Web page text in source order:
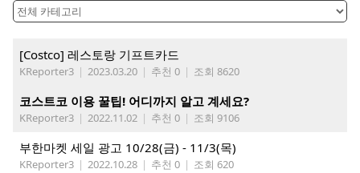
[Costco] 레스토랑 기프트카드
KReporter3 | 2023.03.20 | 추천 0 | 조회 8620
코스트코 이용 꿀팁! 어디까지 알고 계세요?
KReporter3 | 2022.11.02 | 추천 0 | 조회 9106
부한마켓 세일 광고 10/28(금) - 11/3(목)
KReporter3 | 2022.10.28 | 추천 0 | 조회 620